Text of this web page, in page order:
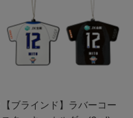
【ブラインド】ラバーコー